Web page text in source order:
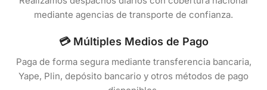
mediante agencias de transporte de confianza.
💳 Múltiples Medios de Pago
Paga de forma segura mediante transferencia bancaria,
Yape, Plin, depósito bancario y otros métodos de pago